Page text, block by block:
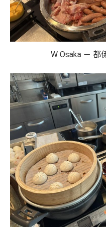
W Osaka － 都